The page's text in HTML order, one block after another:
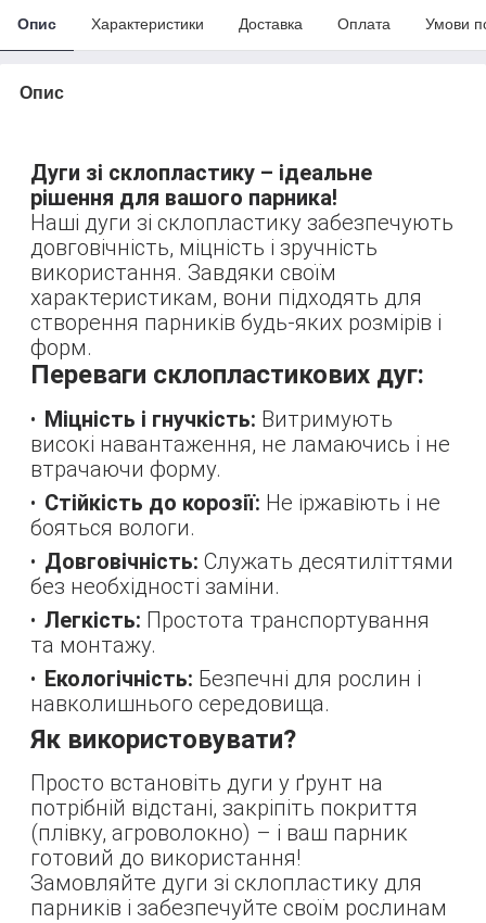
Опис Характеристики Доставка Оплата Умови
Опис
Дуги зі склопластику – ідеальне
рішення для вашого парника!
Наші дуги зі склопластику забезпечують
довговічність, міцність і зручність
використання. Завдяки своїм
характеристикам, вони підходять для
створення парників будь-яких розмірів і
форм.
Переваги склопластикових дуг:
Міцність і гнучкість: Витримують
високі навантаження, не ламаючись і не
втрачаючи форму.
Стійкість до корозії: Не іржавіють і не
бояться вологи.
Довговічність: Служать десятиліттями
без необхідності заміни.
Легкість: Простота транспортування
та монтажу.
Екологічність: Безпечні для рослин і
навколишнього середовища.
Як використовувати?
Просто встановіть дуги у ґрунт на
потрібній відстані, закріпіть покриття
(плівку, агроволокно) – і ваш парник
готовий до використання!
Замовляйте дуги зі склопластику для
парників і забезпечуйте своїм рослинам